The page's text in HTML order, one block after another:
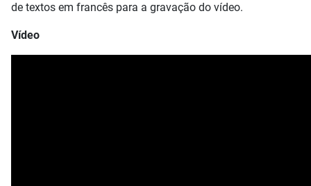
de textos em francês para a gravação do vídeo.
Vídeo